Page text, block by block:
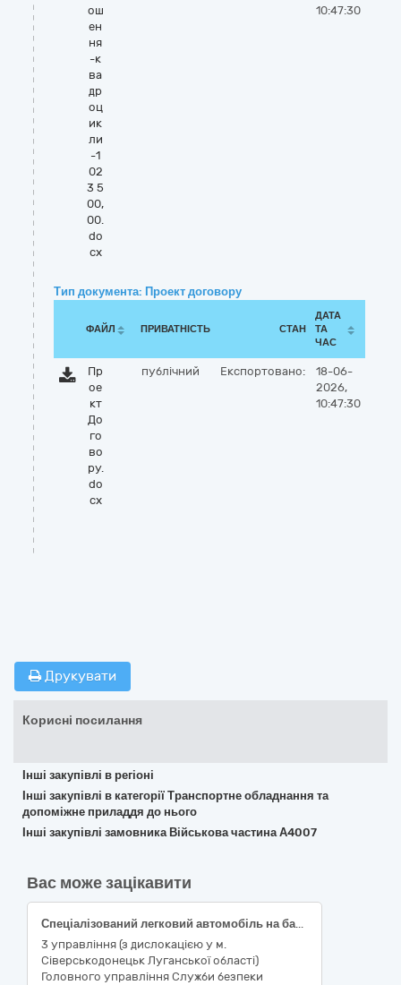
ош
ен
ня
-к
ва
др
оц
ик
ли
-1
02
3 5
00,
00.
do
cx
10:47:30
Тип документа: Проект договору
ФАЙЛ ПРИВАТНІСТЬ СТАН
ДАТА
ТА
ЧАС
Пр
ое
кт
До
го
во
ру.
do
cx
публічний Експортовано:
18-06-
2026,
10:47:30
Друкувати
Корисні посилання
Інші закупівлі в регіоні
Інші закупівлі в категорії Транспортне обладнання та
допоміжне приладдя до нього
Інші закупівлі замовника Військова частина А4007
Вас може зацікавити
Спеціалізований легковий автомобіль на базі SKODA KODIAQ 2.0 TFSI/140 kW 7 DSG 4x4 (або еквівалент)
3 управління (з дислокацією у м.
Сіверськодонецьк Луганської області)
Головного управління Служби безпеки